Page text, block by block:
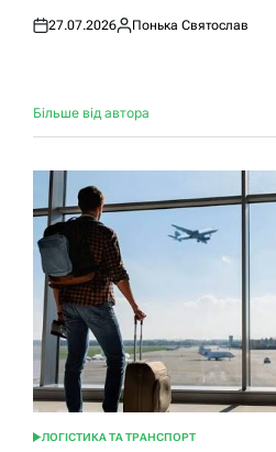
Оприлюднено
27.07.2026
Опубліковано
Понька Святослав
Більше від автора
ОПУБЛІКУВАТИ
ЛОГІСТИКА ТА ТРАНСПОРТ